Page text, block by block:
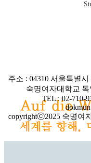
주소 : 04310 서울특별
숙명여자대학교
TEL : 02-710-
copyrightⓒ2025 숙명여